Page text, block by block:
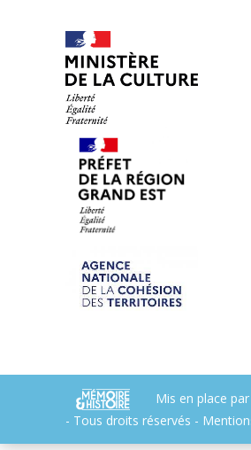
Mis en place par
- Tous droits réservés -